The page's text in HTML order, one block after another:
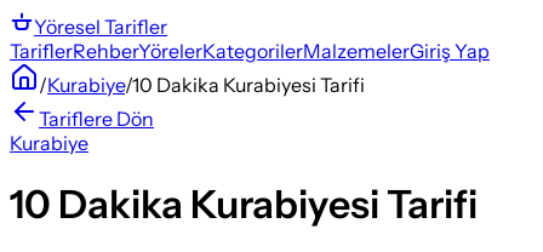
Yöresel Tarifler
TariflerRehberYörelerKategorilerMalzemelerGiriş Yap
/Kurabiye/10 Dakika Kurabiyesi Tarifi
Tariflere Dön
Kurabiye
10 Dakika Kurabiyesi Tarifi